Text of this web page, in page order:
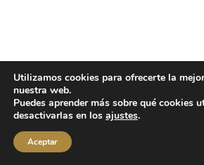
Utilizamos cookies para ofrecerte la
nuestra web.
Puedes aprender más sobre qué cookies
desactivarlas en los ajustes.
Aceptar